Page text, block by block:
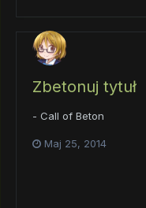
Zbetonuj tytuł
- Call of Beton
Maj 25, 2014